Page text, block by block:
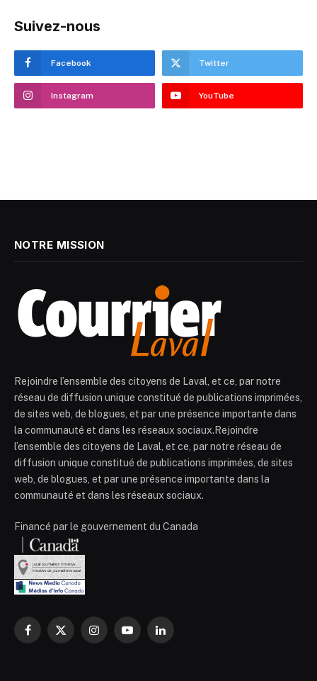
Suivez-nous
Facebook Twitter
Instagram YouTube
NOTRE MISSION
Rejoindre l’ensemble des citoyens de Laval, et ce, par notre
réseau de diffusion unique constitué de publications imprimées,
de sites web, de blogues, et par une présence importante dans
la communauté et dans les réseaux sociaux.Rejoindre
l’ensemble des citoyens de Laval, et ce, par notre réseau de
diffusion unique constitué de publications imprimées, de sites
web, de blogues, et par une présence importante dans la
communauté et dans les réseaux sociaux.
Financé par le gouvernement du Canada
Facebook
X
InstagramYouTubeLinkedIn